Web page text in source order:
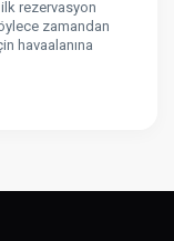
rezervasyon
zamandan
havaalanına